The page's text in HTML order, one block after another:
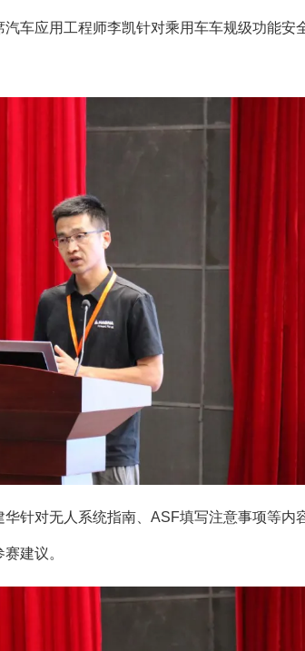
车应用工程师李凯针对乘用车车规级功能安
针对无人系统指南、ASF填写注意事项等内
建议。